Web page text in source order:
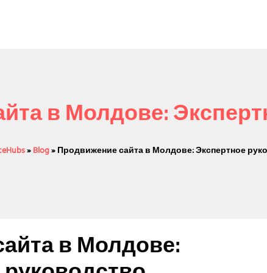
в Молдове:
»Blog»Продвижение сайта в Молдове: Экспертное
в Молдове: